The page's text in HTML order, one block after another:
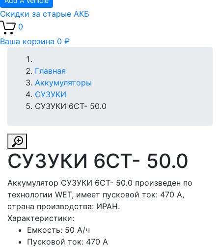
Скидки за старые АКБ
0
Ваша корзина 0 ₽
Главная
Аккумуляторы
СУЗУКИ
СУЗУКИ 6СТ- 50.0
СУЗУКИ 6СТ- 50.0
Аккумулятор СУЗУКИ 6СТ- 50.0 произведен по
технологии WET, имеет пусковой ток: 470 A,
страна производства: ИРАН.
Характеристики:
Емкость: 50 А/ч
Пусковой ток: 470 А